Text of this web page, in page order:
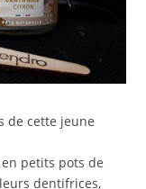
de cette jeune
petits pots de
dentifrices,